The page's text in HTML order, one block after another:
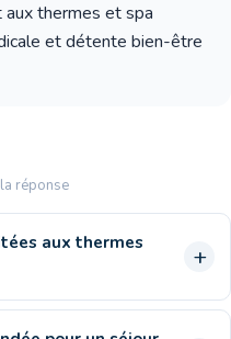
thermes et spa
et détente bien-être
réponse
aux thermes